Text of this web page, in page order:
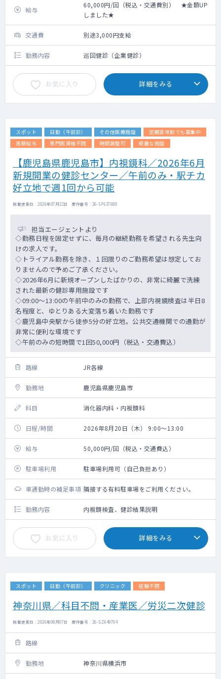
給与
60,000円/回（税込・交通費別） ★金額UP
しました★
交通費 別途3,000円支給
勤務内容 巡回健診（企業健診）
お気に入り 詳細をみる
スポット 日勤（午前診） その他医療施設
定期非常勤でも募集中
高額給与
専門医資格不問 時間調整可 綺麗な施設
【鹿児島県鹿児島市】内視鏡科／2026年6月
新規開業の健診センター／午前のみ・駅チカ
好立地で週1回から可能
掲載更新日 : 2026年07月22日 案件番号 : 26-SF637680
担当エージェントより
◇勤務日程を固定せずに、毎月の継続勤務を希望される先生向
けの求人です。
◇トライアル勤務を除き、１回限りのご勤務希望は想定してお
りませんので予めご了承ください。
◇2026年6月に新規オープンしたばかりの、非常に綺麗で洗練
された最新の健診専用施設です
◇09:00～13:00の午前中のみの勤務で、上部内視鏡検査は半日8
名程度と、ゆとりある大変落ち着いた勤務です
◇鹿児島中央駅から徒歩5分の好立地。公共交通機関での通勤が
非常に便利な環境です
◇午前のみの短時間で1回50,000円（税込・交通費込）
路線 JR各線
勤務地 鹿児島県鹿児島市
科目 消化器内科・内視鏡科
日程/時間 2026年8月20日（木） 9:00～13:00
給与 50,000円/回（税込・交通費込）
駐車場利用 駐車場利用可（自己負担あり）
車通勤時の補足事項 隣接する有料駐車場をご利用ください。
勤務内容 内視鏡検査、健診結果説明
お気に入り 詳細をみる
スポット 日勤（午前診） クリニック 経験不問
神奈川県／科目不問・産業医／労災二次健診
掲載更新日 : 2026年08月07日 案件番号 : 26-SZ649704
路線
勤務地 神奈川県横浜市